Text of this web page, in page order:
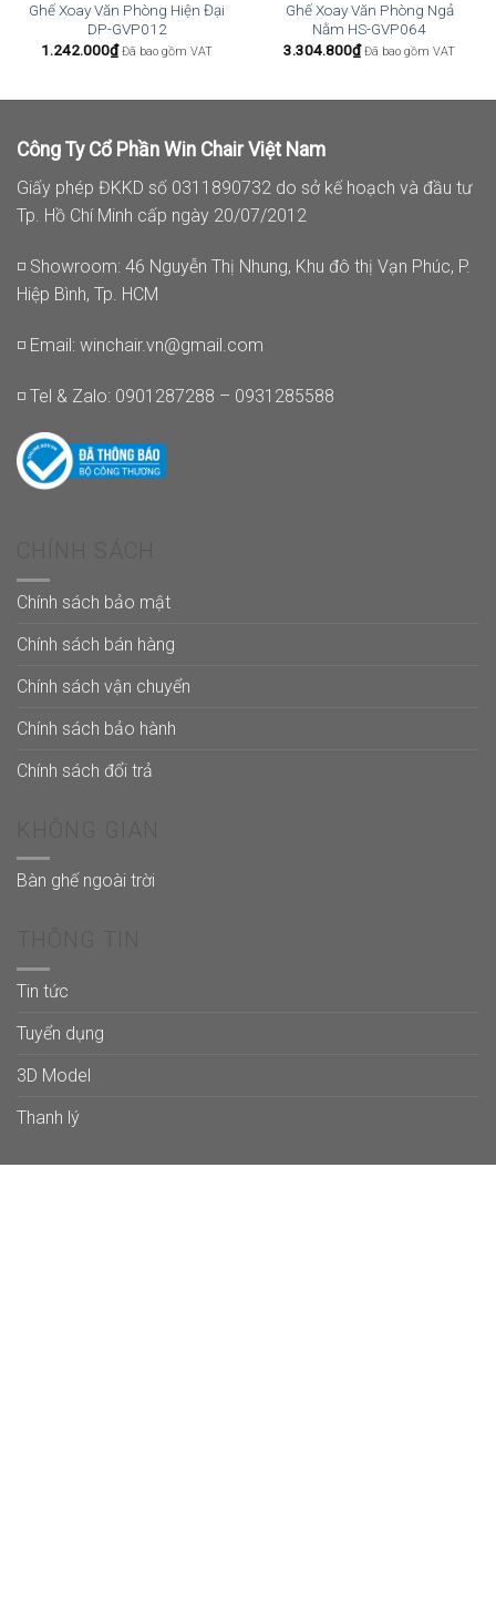
Ghế Xoay Văn Phòng Hiện Đại
DP-GVP012
1.242.000₫ Đã bao gồm VAT
Ghế Xoay Văn Phòng Ngả
Nằm HS-GVP064
3.304.800₫ Đã bao gồm VAT
Công Ty Cổ Phần Win Chair Việt Nam
Giấy phép ĐKKD số 0311890732 do sở kế hoạch và đầu tư
Tp. Hồ Chí Minh cấp ngày 20/07/2012
◽ Showroom: 46 Nguyễn Thị Nhung, Khu đô thị Vạn Phúc, P.
Hiệp Bình, Tp. HCM
◽ Email: winchair.vn@gmail.com
◽ Tel & Zalo: 0901287288 – 0931285588
Chính sách bảo mật
Chính sách bán hàng
Chính sách vận chuyển
Chính sách bảo hành
Chính sách đổi trả
Bàn ghế ngoài trời
Tin tức
Tuyển dụng
3D Model
Thanh lý